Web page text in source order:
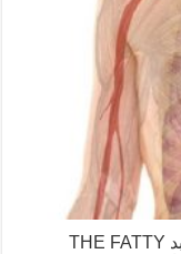
الدكتور الصيدلاني صبحي العيد * تدهن الكبد THE FATTY